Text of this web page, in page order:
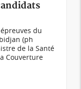
du
(ph
de la Santé
Couverture